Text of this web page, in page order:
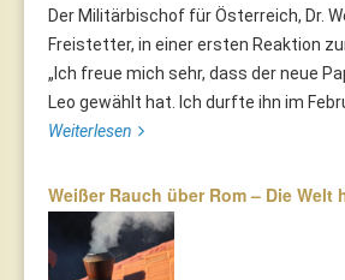
Der Militärbischof für Österreich, Dr.
Freistetter, in einer ersten Reaktion
„Ich freue mich sehr, dass der neue
Leo gewählt hat. Ich durfte ihn im
Weiterlesen
Weißer Rauch über Rom – Die Welt